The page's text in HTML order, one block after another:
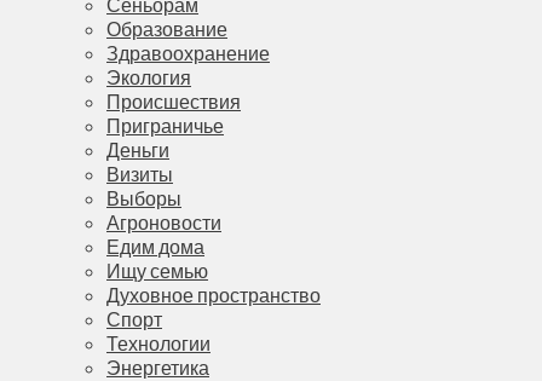
Образование
Здравоохранение
Экология
Происшествия
Приграничье
Деньги
Визиты
Выборы
Агроновости
Едим дома
Ищу семью
Духовное пространство
Спорт
Технологии
Энергетика